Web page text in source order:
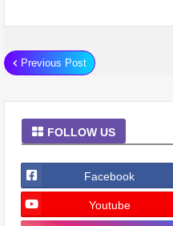
Previous Post
FOLLOW US
Facebook
Youtube